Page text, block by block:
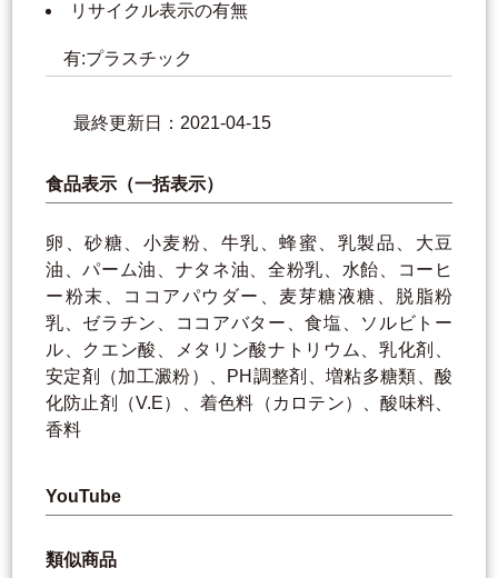
リサイクル表示の有無
有:プラスチック
最終更新日：2021-04-15
食品表示（一括表示）
卵、砂糖、小麦粉、牛乳、蜂蜜、乳製品、大豆
油、パーム油、ナタネ油、全粉乳、水飴、コーヒ
ー粉末、ココアパウダー、麦芽糖液糖、脱脂粉
乳、ゼラチン、ココアバター、食塩、ソルビトー
ル、クエン酸、メタリン酸ナトリウム、乳化剤、
安定剤（加工澱粉）、PH調整剤、増粘多糖類、酸
化防止剤（V.E）、着色料（カロテン）、酸味料、
香料
YouTube
類似商品